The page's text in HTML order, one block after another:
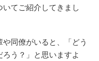
てご紹介してきまし
同僚がいると、「どう
う？」と思いますよ